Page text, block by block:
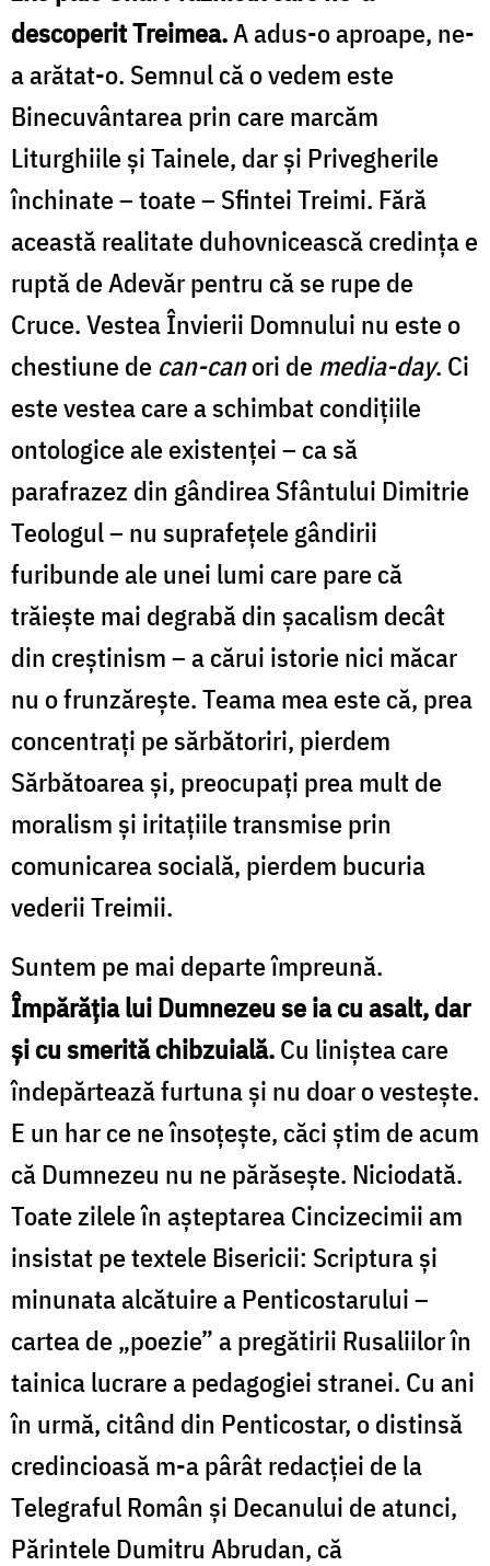
descoperit Treimea.A adus-o aproape, ne-
a arătat-o. Semnul că o vedem este
Binecuvântarea prin care marcăm
Liturghiile și Tainele, dar și Privegherile
închinate – toate – Sfintei Treimi. Fără
această realitate duhovnicească credința e
ruptă de Adevăr pentru că se rupe de
Cruce. Vestea Învierii Domnului nu este o
chestiune de can-canori demedia-day. Ci
este vestea care a schimbat condițiile
ontologice ale existenței – ca să
parafrazez din gândirea Sfântului Dimitrie
Teologul – nu suprafețele gândirii
furibunde ale unei lumi care pare că
trăiește mai degrabă din șacalism decât
din creștinism – a cărui istorie nici măcar
nu o frunzărește. Teama mea este că, prea
concentrați pe sărbătoriri, pierdem
Sărbătoarea și, preocupați prea mult de
moralism și iritațiile transmise prin
comunicarea socială, pierdem bucuria
vederii Treimii.
Suntem pe mai departe împreună.
Împărăția lui Dumnezeu se ia cu asalt, dar
și cu smerită chibzuială.Cu liniștea care
îndepărtează furtuna și nu doar o vestește.
E un har ce ne însoțește, căci știm de acum
că Dumnezeu nu ne părăsește. Niciodată.
Toate zilele în așteptarea Cincizecimii am
insistat pe textele Bisericii: Scriptura și
minunata alcătuire a Penticostarului –
cartea de „poezie” a pregătirii Rusaliilor în
tainica lucrare a pedagogiei stranei. Cu ani
în urmă, citând din Penticostar, o distinsă
credincioasă m-a pârât redacției de la
Telegraful Român și Decanului de atunci,
Părintele Dumitru Abrudan, că